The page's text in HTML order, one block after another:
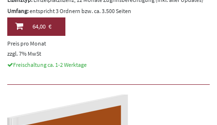
Umfang:entspricht 3 Ordnern bzw. ca. 3.500 Seiten
64,00 €
Preis pro Monat
zzgl. 7% MwSt
Freischaltung ca. 1-2 Werktage